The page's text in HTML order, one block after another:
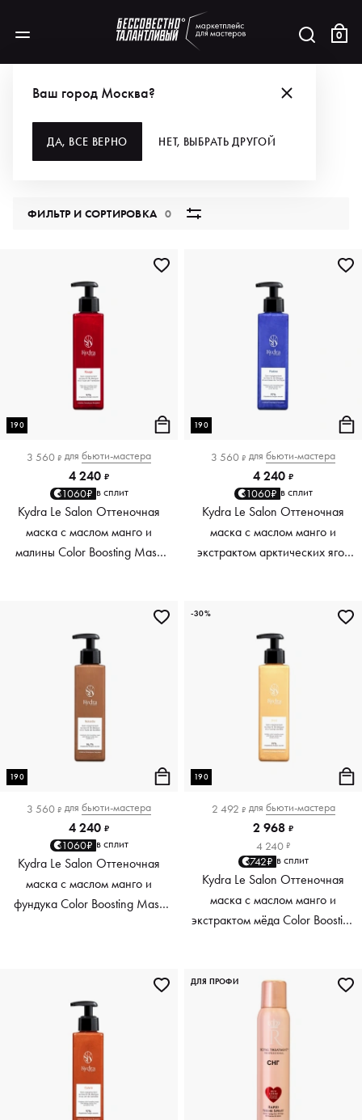
0
Ваш город Москва?
ДА, ВСЕ ВЕРНО НЕТ, ВЫБРАТЬ ДРУГОЙ
ВСЕ КАТЕГОРИИ
ФИЛЬТР И СОРТИРОВКА0
190
3 560 ₽ для бьюти-мастера
4 240 ₽
1060₽ в сплит
Kydra Le Salon Оттеночная
маска с маслом манго и
малины Color Boosting Mask
190
3 560 ₽ для бьюти-мастера
4 240 ₽
1060₽ в сплит
Kydra Le Salon Оттеночная
маска с маслом манго и
экстрактом арктических ягод
190
3 560 ₽ для бьюти-мастера
4 240 ₽
1060₽ в сплит
Kydra Le Salon Оттеночная
маска с маслом манго и
фундука Color Boosting Mask
190
2 492 ₽ для бьюти-мастера
2 968 ₽
4 240 ₽
742₽ в сплит
Kydra Le Salon Оттеночная
маска с маслом манго и
экстрактом мёда Color Boosting
-30%
ДЛЯ ПРОФИ